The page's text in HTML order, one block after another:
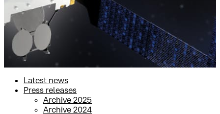
Latest news
Press releases
Archive 2025
Archive 2024